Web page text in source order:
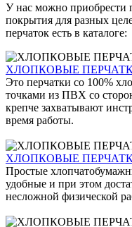
У нас можно приобрести
покрытия для разных
перчаток есть в каталоге:
ХЛОПКОВЫЕ
Это перчатки со 100%
точками из ПВХ со
крепче захватывают
время работы.
ХЛОПКОВЫЕ
Простые
удобные и при этом
несложной физической